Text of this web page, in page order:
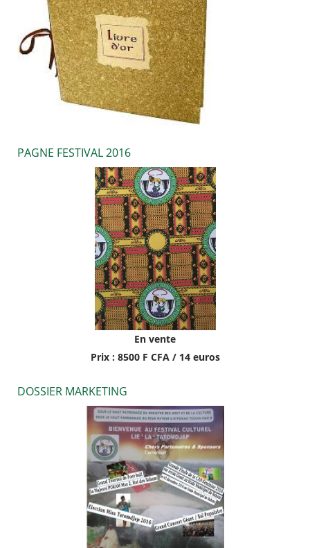
PAGNE FESTIVAL 2016
En vente
Prix : 8500 F CFA / 14 euros
DOSSIER MARKETING